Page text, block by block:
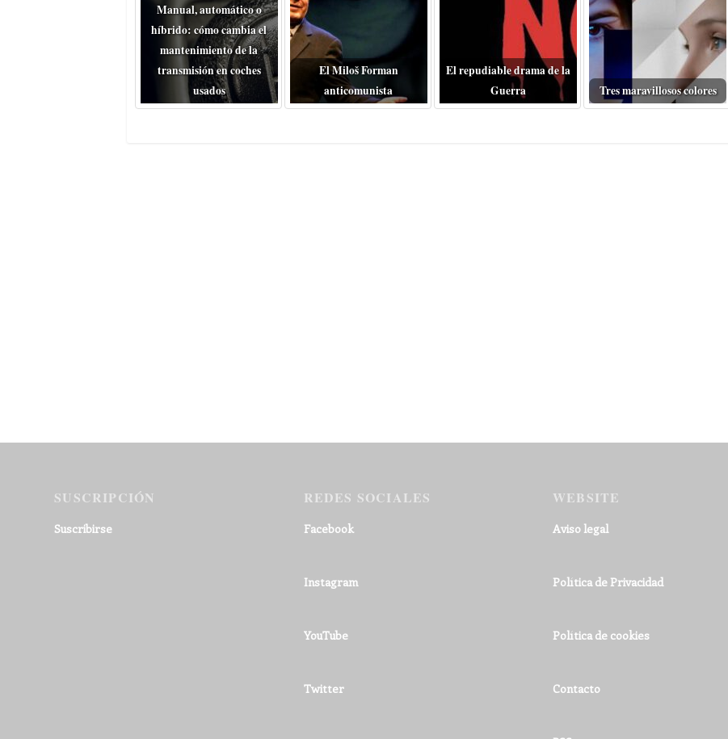
Manual, automático o
híbrido: cómo cambia el
mantenimiento de la
transmisión en coches
usados
El Miloš Forman
anticomunista
El repudiable drama de la
Guerra
Tres maravillosos colores
SUSCRIPCIÓN
Suscribirse
REDES SOCIALES
Facebook
Instagram
YouTube
Twitter
WEBSITE
Aviso legal
Política de Privacidad
Política de cookies
Contacto